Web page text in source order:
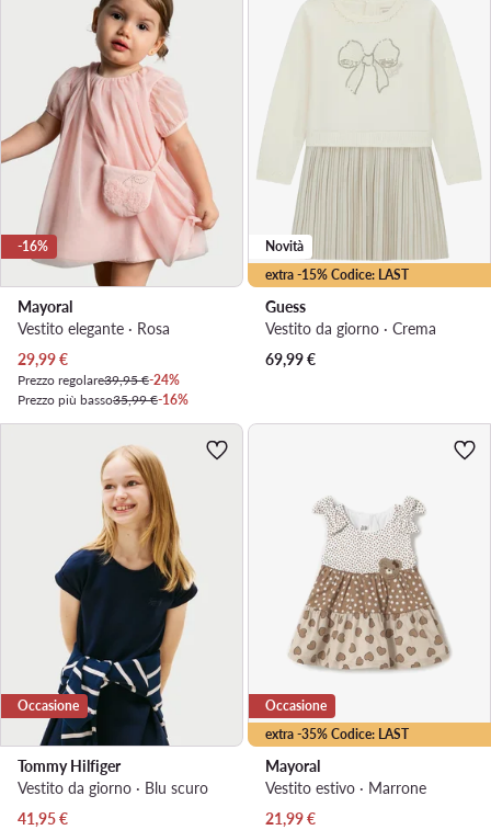
-16%
Mayoral
Vestito elegante · Rosa
Prezzo attuale
29,99€
Prezzo regolare39,95 €-24%
Prezzo più basso35,99 €-16%
extra -15% Codice: LAST
Novità
Guess
Vestito da giorno · Crema
69,99€
Occasione
Tommy Hilfiger
Vestito da giorno · Blu scuro
Prezzo attuale
41,95€
extra -35% Codice: LAST
Occasione
Mayoral
Vestito estivo · Marrone
Prezzo attuale
21,99€